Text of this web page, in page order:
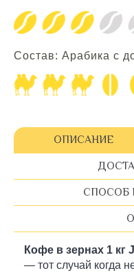
Состав: Арабика с
ОПИСАНИЕ
СПОСОБ
Кофе в зернах 1 кг
— тот случай когда